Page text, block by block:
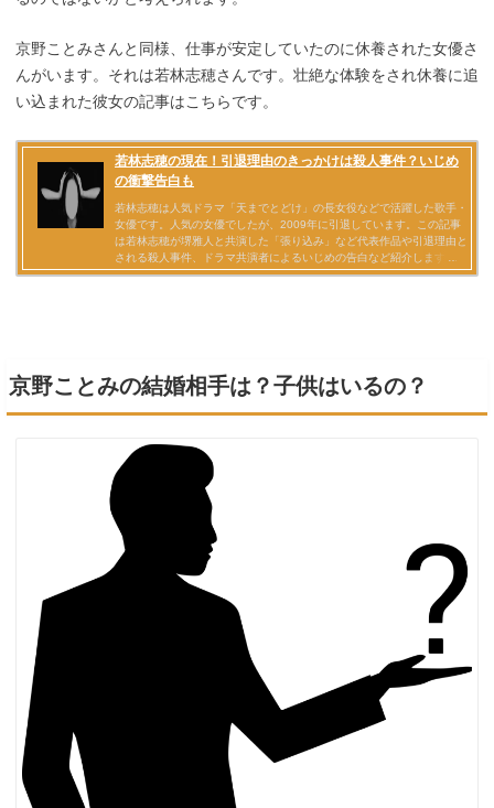
京野ことみさんと同様、仕事が安定していたのに休養された女優さ
んがいます。それは若林志穂さんです。壮絶な体験をされ休養に追
い込まれた彼女の記事はこちらです。
京野ことみの結婚相手は？子供はいるの？